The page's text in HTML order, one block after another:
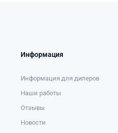
Информация
Информация для дилеров
Наши работы
Отзывы
Новости